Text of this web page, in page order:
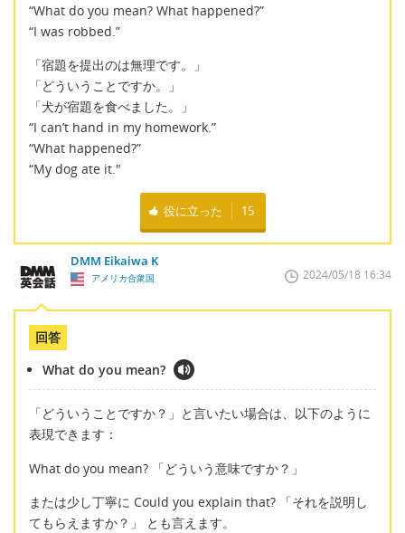
“What do you mean? What happened?”
“I was robbed.”
「宿題を提出のは無理です。」
「どういうことですか。」
「犬が宿題を食べました。」
“I can’t hand in my homework.”
“What happened?”
“My dog ate it."
役に立った 15
DMM Eikaiwa K
アメリカ合衆国 2024/05/18 16:34
回答
What do you mean?
「どういうことですか？」と言いたい場合は、以下のように
表現できます：
What do you mean? 「どういう意味ですか？」
または少し丁寧に Could you explain that? 「それを説明し
てもらえますか？」 とも言えます。